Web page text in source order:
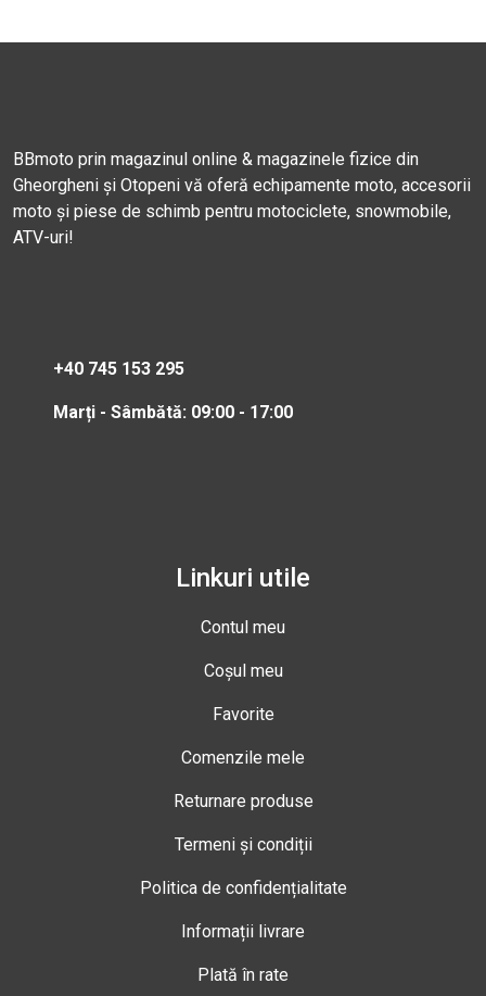
BBmoto prin magazinul online & magazinele fizice din
Gheorgheni și Otopeni vă oferă echipamente moto, accesorii
moto și piese de schimb pentru motociclete, snowmobile,
ATV-uri!
+40 745 153 295
Marți - Sâmbătă: 09:00 - 17:00
Linkuri utile
Contul meu
Coșul meu
Favorite
Comenzile mele
Returnare produse
Termeni și condiții
Politica de confidențialitate
Informații livrare
Plată în rate